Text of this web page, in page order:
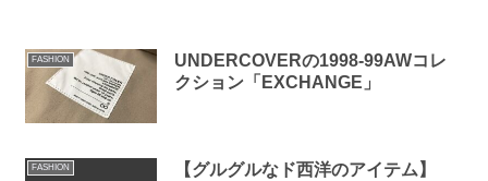
FASHION
UNDERCOVERの1998-99AWコレ
クション「EXCHANGE」
FASHION
【グルグルなド西洋のアイテム】